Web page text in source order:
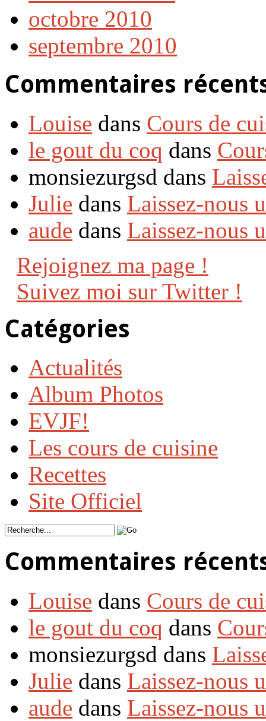
octobre 2010
septembre 2010
Commentaires
Louise dans Cours de
le gout du coq dans
monsiezurgsd dans
Julie dans Laissez-nous
aude dans Laissez-nous
Rejoignez ma page !
Suivez moi sur Twitter !
Catégories
Actualités
Album Photos
EVJF!
Les cours de cuisine
Recettes
Site Officiel
Commentaires
Louise dans Cours de
le gout du coq dans
monsiezurgsd dans
Julie dans Laissez-nous
aude dans Laissez-nous